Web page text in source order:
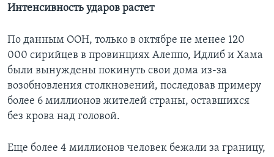
Интенсивность ударов растет
По данным ООН, только в октябре не менее 120
000 сирийцев в провинциях Алеппо, Идлиб и Хама
были вынуждены покинуть свои дома из-за
возобновления столкновений, последовав примеру
более 6 миллионов жителей страны, оставшихся
без крова над головой.
Еще более 4 миллионов человек бежали за границу,